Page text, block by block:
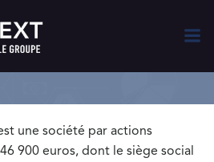
une société par actions
900 euros, dont le siège social